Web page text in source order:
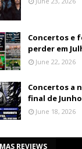
Concertos e
perder em
June 22, 2026
Concertos a
final de Junho
June 18, 2026
REVIEWS